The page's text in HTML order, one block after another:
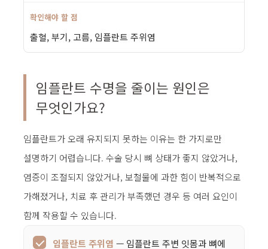
출혈, 부기, 고름, 임플란트 주위염
임플란트 수명을 줄이는 원인은
무엇인가요?
임플란트가 오래 유지되지 못하는 이유는 한 가지로만
설명하기 어렵습니다. 수술 당시 뼈 상태가 좋지 않았거나,
염증이 조절되지 않았거나, 보철물에 과한 힘이 반복적으로
가해졌거나, 치료 후 관리가 부족했던 경우 등 여러 요인이
함께 작용할 수 있습니다.
임플란트 주위염 — 임플란트 주변 잇몸과 뼈에